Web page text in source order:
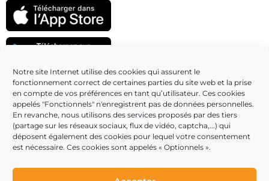
Notre site Internet utilise des cookies qui assurent le
fonctionnement correct de certaines parties du site web et la prise
en compte de vos préférences en tant qu’utilisateur. Ces cookies
appelés "Fonctionnels" n'enregistrent pas de données personnelles.
En revanche, nous utilisons des services proposés par des tiers
(partage sur les réseaux sociaux, flux de vidéo, captcha,...) qui
déposent également des cookies pour lequel votre consentement
est nécessaire. Ces cookies sont appelés « Optionnels ».
Partenaires